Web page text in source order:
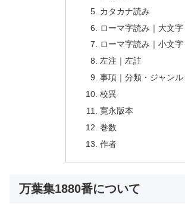
カタカナ読み
ローマ字読み｜大文字
ローマ字読み｜小文字
左注｜左註
事項｜分類・ジャンル
校異
寛永版本
巻数
作者
万葉集1880番について